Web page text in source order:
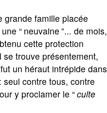
grande famille placée
“ neuvaine ”... de mois,
cette protection
trouve présentement,
un héraut intrépide dans
seul contre tous, contre
y proclamer le “culte